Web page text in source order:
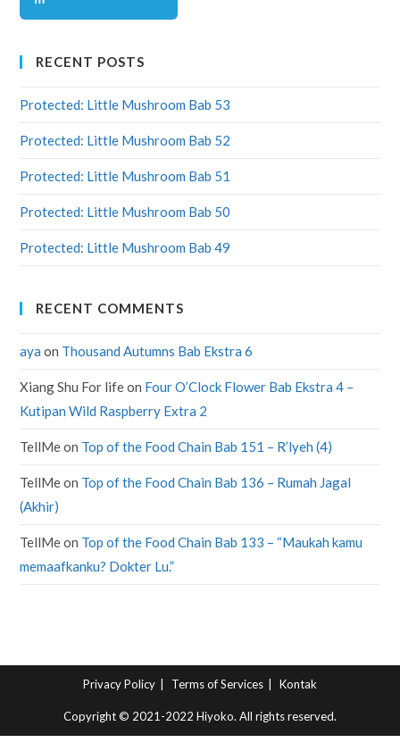
RECENT POSTS
Protected: Little Mushroom Bab 53
Protected: Little Mushroom Bab 52
Protected: Little Mushroom Bab 51
Protected: Little Mushroom Bab 50
Protected: Little Mushroom Bab 49
RECENT COMMENTS
aya on Thousand Autumns Bab Ekstra 6
Xiang Shu For lifeon Four O’Clock Flower Bab Ekstra 4 –
Kutipan Wild Raspberry Extra 2
TellMeon Top of the Food Chain Bab 151 – R’lyeh (4)
TellMeon Top of the Food Chain Bab 136 – Rumah Jagal
(Akhir)
TellMeon Top of the Food Chain Bab 133 – “Maukah kamu
memaafkanku? Dokter Lu.”
Privacy Policy Terms of Services Kontak
Copyright © 2021-2022 Hiyoko. All rights reserved.